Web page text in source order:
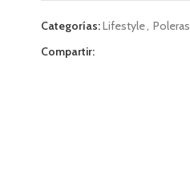
Categorías:Lifestyle, Poleras
Compartir: